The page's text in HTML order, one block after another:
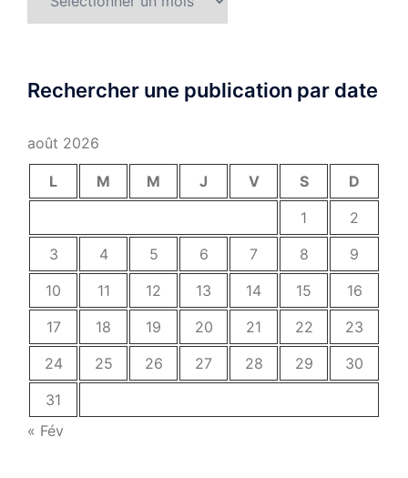
Rechercher une publication par date
août 2026
L M M J V S
D
1
2
3
4 5 6 7 8
9
10
11 12 13 14 15
16
17
18 19 20 21 22
23
24
25 26 27 28 29
30
31
« Fév